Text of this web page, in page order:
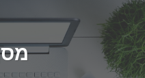
מסך